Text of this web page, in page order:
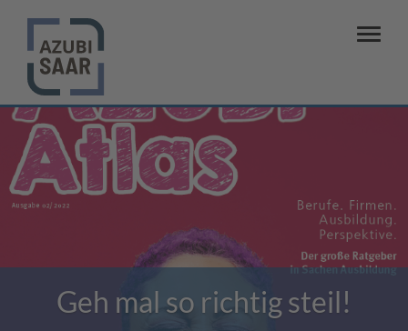
Geh mal so richtig steil!